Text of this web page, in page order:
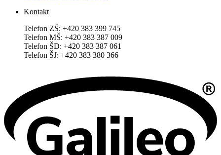
Kontakt
Telefon ZŠ: +420 383 399 745
Telefon MŠ: +420 383 387 009
Telefon ŠD: +420 383 387 061
Telefon ŠJ: +420 383 380 366